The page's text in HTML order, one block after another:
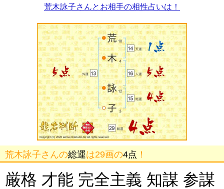
荒木詠子さんとお相手の相性占いは！
荒木詠子さんの総運は29画の4点 ！
厳格 才能 完全主義 知謀 参謀